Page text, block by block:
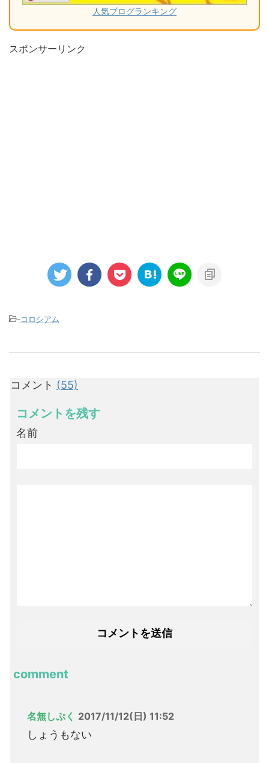
人気ブログランキング
スポンサーリンク
-コロシアム
コメント (55)
コメントを残す
名前
comment
名無しぷく 2017/11/12(日) 11:52
しょうもない